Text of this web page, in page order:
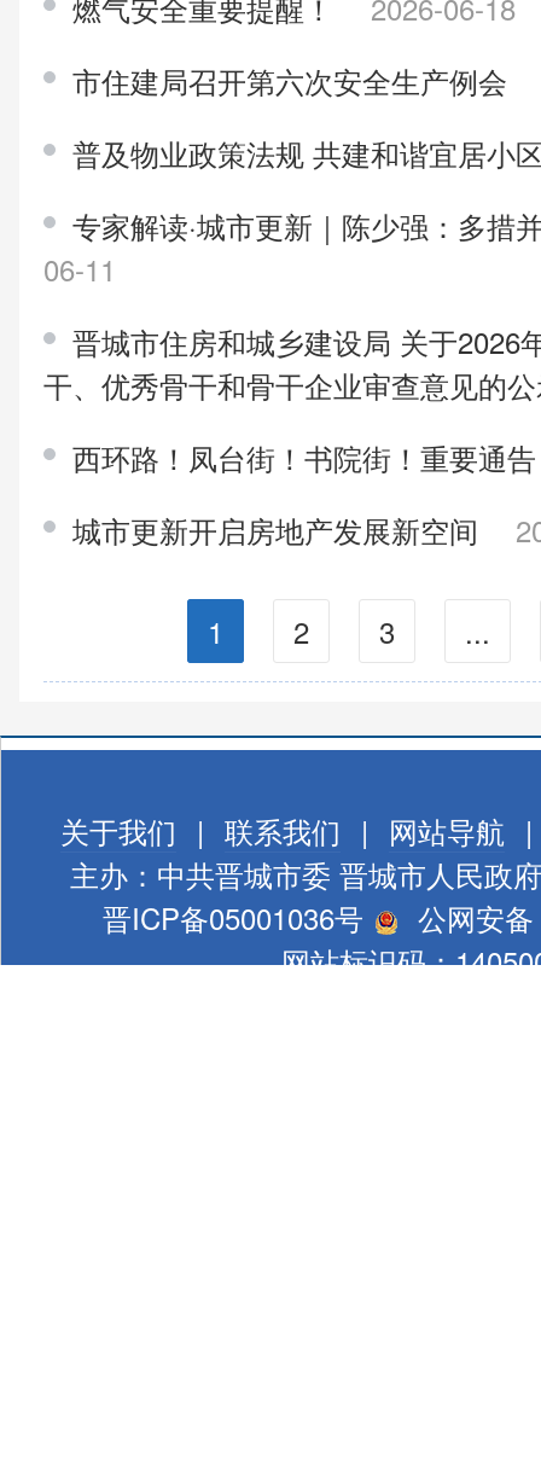
市住建局召开第六次安全生产例会
普及物业政策法规 共建和谐宜居小
专家解读·城市更新｜陈少强：多措
06-11
晋城市住房和城乡建设局 关于2026
干、优秀骨干和骨干企业审查意见的
西环路！凤台街！书院街！重要通
城市更新开启房地产发展新空间
1 2 3 ...
关于我们 | 联系我们 | 网站导航 |
主办：中共晋城市委 晋城市人民政府
晋ICP备05001036号
公网安
网站标识码：